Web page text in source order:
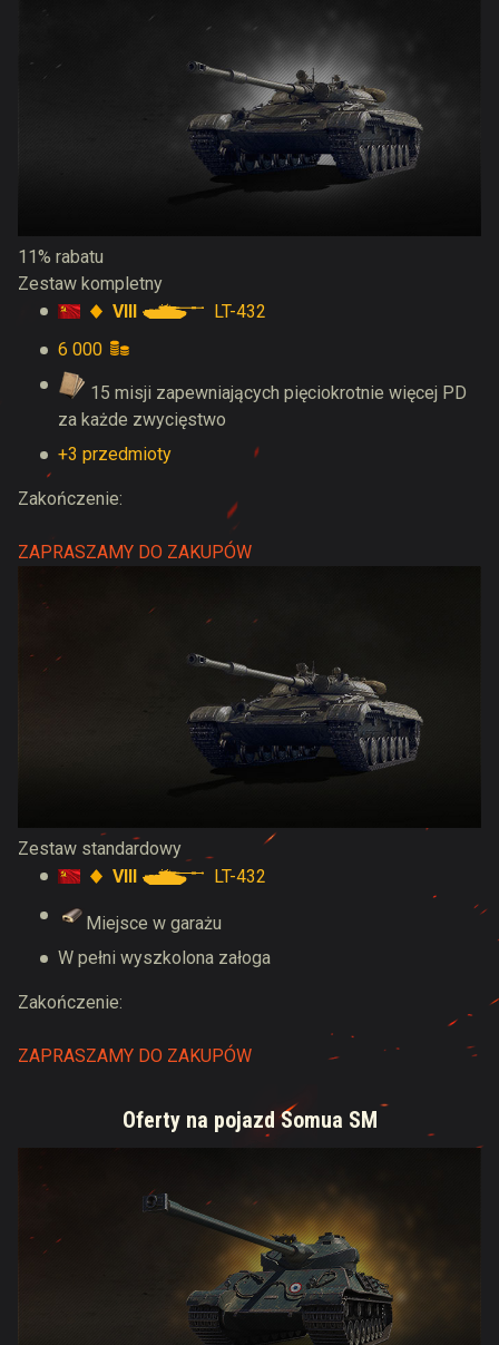
11% rabatu
Zestaw kompletny
VIII
LT-432
6 000
15 misji zapewniających pięciokrotnie więcej PD
za każde zwycięstwo
+3 przedmioty
Zakończenie:
ZAPRASZAMY DO ZAKUPÓW
Zestaw standardowy
VIII
LT-432
Miejsce w garażu
W pełni wyszkolona załoga
Zakończenie:
ZAPRASZAMY DO ZAKUPÓW
Oferty na pojazd Somua SM